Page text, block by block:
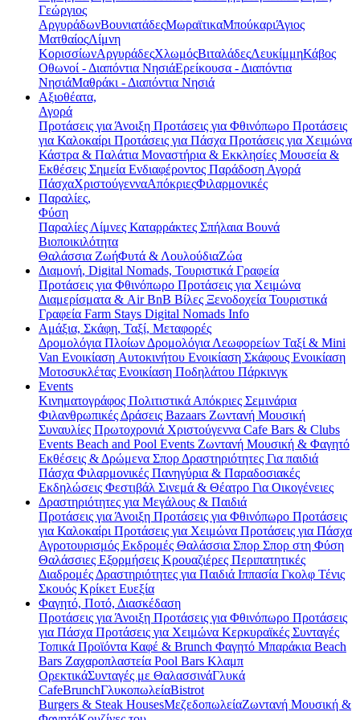
Γεώργιος
ΑργυράδωνΒουνιατάδεςΜωραϊτικαΜπούκαριΆγιος
ΜατθαίοςΛίμνη
ΚορισσίωνΑργυράδεςΧλωμόςΒιταλάδεςΛευκίμμηΚάβος
Οθωνοί - Διαπόντια ΝησιάΕρείκουσα - Διαπόντια
ΝησιάΜαθράκι - Διαπόντια Νησιά
Αξιοθέατα,
Αγορά
Προτάσεις για Άνοιξη Προτάσεις για Φθινόπωρο Προτάσεις
για Καλοκαίρι Προτάσεις για Πάσχα Προτάσεις για Χειμώνα
Κάστρα & Παλάτια Μοναστήρια & Εκκλησίες Μουσεία &
Εκθέσεις Σημεία Ενδιαφέροντος Παράδοση Αγορά
ΠάσχαΧριστούγενναΑπόκριεςΦιλαρμονικές
Παραλίες,
Φύση
Παραλίες Λίμνες Καταρράκτες Σπήλαια Βουνά
Βιοποικιλότητα
Θαλάσσια ΖωήΦυτά & ΛουλούδιαΖώα
Διαμονή, Digital Nomads, Τουριστικά Γραφεία
Προτάσεις για Φθινόπωρο Προτάσεις για Χειμώνα
Διαμερίσματα & Air BnB Βίλες Ξενοδοχεία Τουριστικά
Γραφεία Farm Stays Digital Nomads Info
Αμάξια, Σκάφη, Ταξί, Μεταφορές
Δρομολόγια Πλοίων Δρομολόγια Λεωφορείων Ταξί & Μini
Van Ενοικίαση Aυτοκινήτου Ενοικίαση Σκάφους Ενοικίαση
Μοτοσυκλέτας Ενοικίαση Ποδηλάτου Πάρκινγκ
Events
Κινηματογράφος Πολιτιστικά Απόκριες Σεμινάρια
Φιλανθρωπικές Δράσεις Bazaars Ζωντανή Μουσική
Συναυλίες Πρωτοχρονιά Χριστούγεννα Cafe Bars & Clubs
Events Beach and Pool Events Ζωντανή Μουσική & Φαγητό
Εκθέσεις & Δρώμενα Σπορ Δραστηριότητες Για παιδιά
Πάσχα Φιλαρμονικές Πανηγύρια & Παραδοσιακές
Εκδηλώσεις Φεστιβάλ Σινεμά & Θέατρο Για Οικογένειες
Δραστηριότητες για Μεγάλους & Παιδιά
Προτάσεις για Άνοιξη Προτάσεις για Φθινόπωρο Προτάσεις
για Καλοκαίρι Προτάσεις για Χειμώνα Προτάσεις για Πάσχα
Αγροτουρισμός Εκδρομές Θαλάσσια Σπορ Σπορ στη Φύση
Θαλάσσιες Εξορμήσεις Κρουαζιέρες Περιπατητικές
Διαδρομές Δραστηριότητες για Παιδιά Ιππασία Γκολφ Τένις
Σκουός Κρίκετ Ευεξία
Φαγητό, Ποτό, Διασκέδαση
Προτάσεις για Άνοιξη Προτάσεις για Φθινόπωρο Προτάσεις
για Πάσχα Προτάσεις για Χειμώνα Κερκυραϊκές Συνταγές
Τοπικά Προϊόντα Καφέ & Brunch Φαγητό Μπαράκια Beach
Bars Ζαχαροπλαστεία Pool Bars Κλαμπ
ΟρεκτικάΣυνταγές με ΘαλασσινάΓλυκά
CafeBrunchΓλυκοπωλείαBistrot
Burgers & Steak HousesΜεζεδοπωλείαΖωντανή Μουσική &